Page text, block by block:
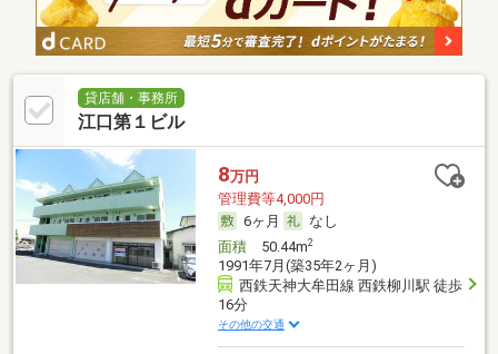
貸店舗・事務所
江口第１ビル
8万円
管理費等4,000円
6ヶ月
なし
面積50.44m2
1991年7月(築35年2ヶ月)
西鉄天神大牟田線 西鉄柳川駅 徒歩
16分
その他の交通